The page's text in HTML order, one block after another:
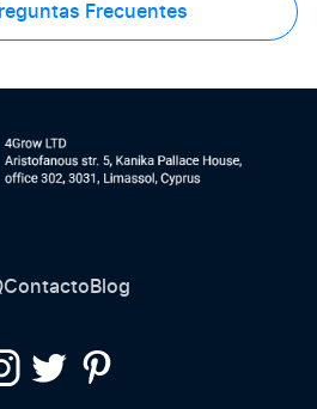
Frecuentes
Contacto Blog